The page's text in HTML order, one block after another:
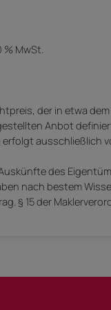
% MwSt.
der in etwa
Anbot
erfolgt
des
nach bestem
§ 15 der